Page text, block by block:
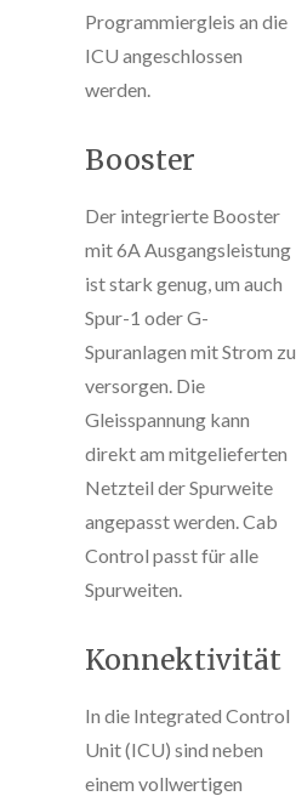
Programmiergleis an die
ICU angeschlossen
werden.
Booster
Der integrierte Booster
mit 6A Ausgangsleistung
ist stark genug, um auch
Spur-1 oder G-
Spuranlagen mit Strom zu
versorgen. Die
Gleisspannung kann
direkt am mitgelieferten
Netzteil der Spurweite
angepasst werden. Cab
Control passt für alle
Spurweiten.
Konnektivität
In die Integrated Control
Unit (ICU) sind neben
einem vollwertigen